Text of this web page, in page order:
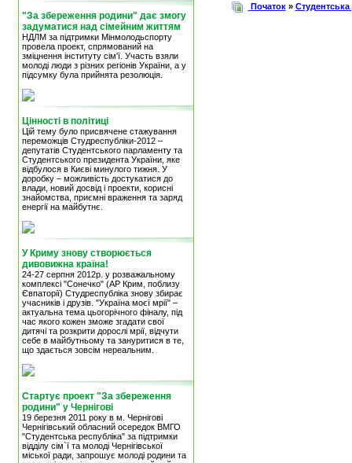
"За збереження родини" дає змогу
задуматися над сімейним життям
НДЛМ за підтримки Мінмолодьспорту
провела проект, спрямований на
зміцнення інституту сім'ї. Участь взяли
молоді люди з різних регіонів України, а у
підсумку була прийнята резолюція.
Цінності в політиці
Цій тему було присвячене стажування
переможців Студреспубліки-2012 –
депутатів Студентського парламенту та
Студентського президента України, яке
відбулося в Києві минулого тижня. У
доробку – можливість достукатися до
влади, новий досвід і проекти, корисні
знайомства, приємні враження та заряд
енергії на майбутнє.
У Криму знову створюється
дивовижна країна!
24-27 серпня 2012р. у розважальному
комплексі "Сонечко" (АР Крим, поблизу
Євпаторії) Студреспубліка знову збирає
учасників і друзів. "Україна моєї мрії" –
актуальна тема цьогорічного фіналу, під
час якого кожен зможе згадати свої
дитячі та розкрити дорослі мрії, відчути
себе в майбутньому та зануритися в те,
що здається зовсім нереальним.
Стартує проект "За збереження
родини" у Чернігові
19 березня 2011 року в м. Чернігові
Чернігівський обласний осередок ВМГО
"Студентська республіка" за підтримки
відділу сім`ї та молоді Чернігівської
міської ради, запрошує молоді родини та
Початок» Студентська